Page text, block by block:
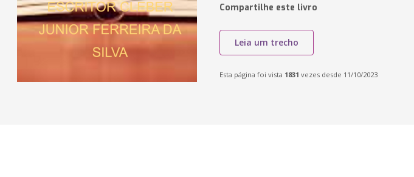
Compartilhe este livro
Leia um trecho
Esta página foi vista 1831 vezes desde 11/10/2023